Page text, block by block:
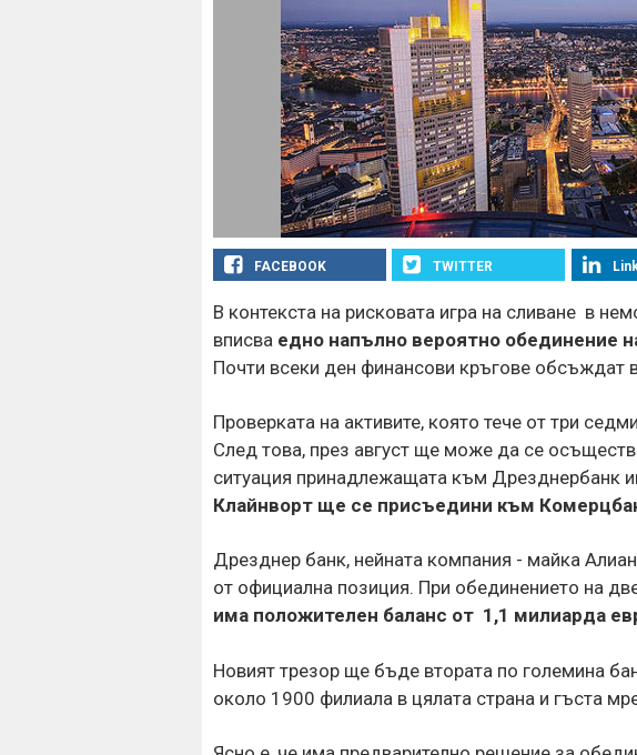
FACEBOOK TWITTER
В контекста на рисковата игра на сливане в
вписва едно напълно вероятно обединение
Почти всеки ден финансови кръгове обсъждат
Проверката на активите, която тече от три
След това, през август ще може да се
ситуация принадлежащата към Дрезднербанк
Клайнворт ще се присъедини към
Дрезднер банк, нейната компания - майка
от официална позиция. При обединението на
има положителен баланс от 1,1 милиарда
Новият трезор ще бъде втората по големина
около 1900 филиала в цялата страна и гъста